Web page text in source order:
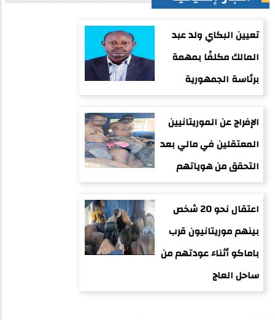
تعيين البكاي ولد عبد
المالك مكلفًا بمهمة
برئاسة الجمهورية
الإفراج عن الموريتانيين
المعتقلين في مالي بعد
التحقق من هوياتهم
اعتقال نحو 20 شخص
بينهم موريتانيون قرب
باماكو أثناء عودتهم من
ساحل العاج